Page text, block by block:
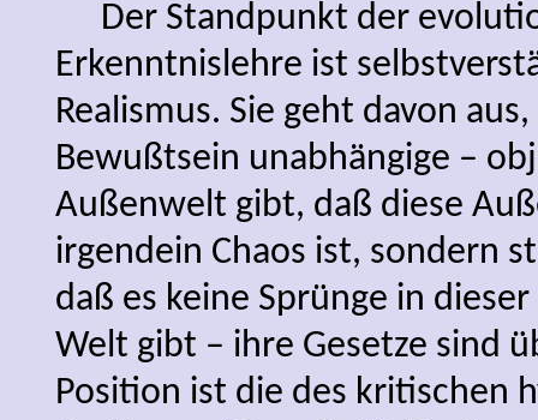
Der Standpunkt der
Erkenntnislehre ist
Realismus. Sie geht davon
Bewußtsein unabhängige –
Außenwelt gibt, daß diese
irgendein Chaos ist, sondern
daß es keine Sprünge in
Welt gibt – ihre Gesetze sind
Position ist die des kritischen